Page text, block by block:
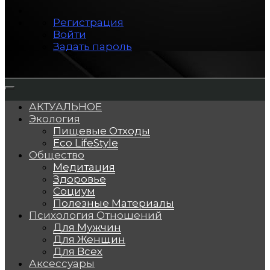
Регистрация
Войти
Задать пароль
АКТУАЛЬНОЕ
Экология
Пищевые Отходы
Eco LifeStyle
Общество
Медитация
Здоровье
Социум
Полезные Материалы
Психология Отношений
Для Мужчин
Для Женщин
Для Всех
Аксессуары